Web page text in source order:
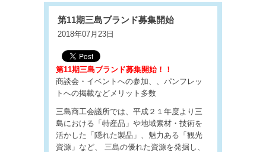
第11期三島ブランド募集開始
2018年07月23日
第11期三島ブランド募集開始！！
商談会・イベントへの参加、、パンフレッ
トへの掲載などメリット多数
三島商工会議所では、平成２１年度より三
島における「特産品」や地域素材・技術を
活かした「隠れた製品」、魅力ある「観光
資源」など、 三島の優れた資源を発掘し、